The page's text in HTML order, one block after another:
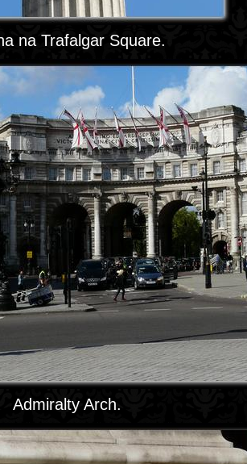
na Trafalgar Square.
Admiralty Arch.